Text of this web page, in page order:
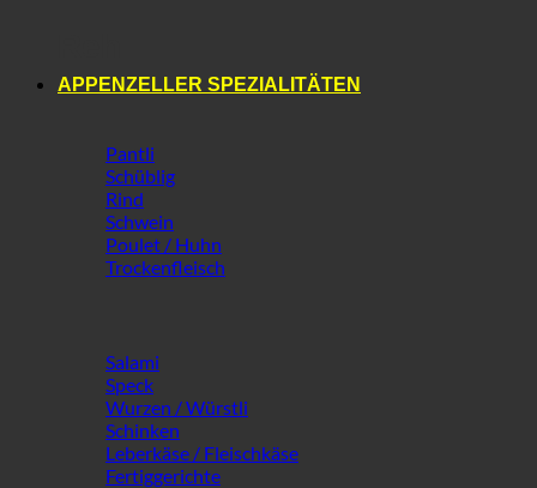
APPENZELLER SPEZIALITÄTEN
Pantli
Schüblig
Rind
Schwein
Poulet / Huhn
Trockenfleisch
Salami
Speck
Wurzen / Würstli
Schinken
Leberkäse / Fleischkäse
Fertiggerichte